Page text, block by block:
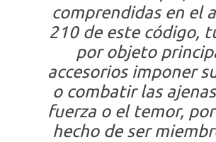
comprendidas en el
210 de este código,
por objeto
accesorios imponer
o combatir las
fuerza o el temor,
hecho de ser